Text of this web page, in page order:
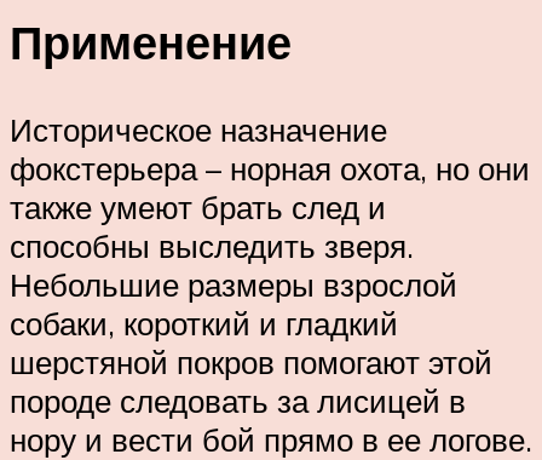
Применение
Историческое назначение
фокстерьера – норная охота, но они
также умеют брать след и
способны выследить зверя.
Небольшие размеры взрослой
собаки, короткий и гладкий
шерстяной покров помогают этой
породе следовать за лисицей в
нору и вести бой прямо в ее логове.